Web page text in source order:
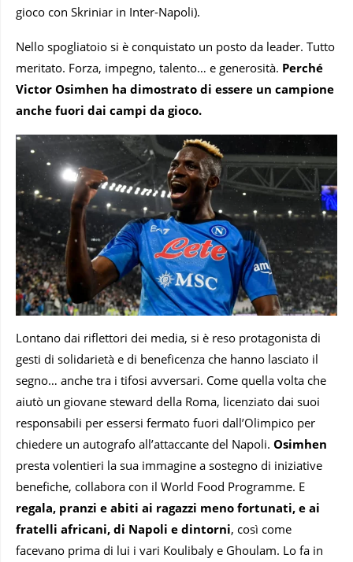
gioco con Skriniar in Inter-Napoli).
Nello spogliatoio si è conquistato un posto da leader. Tutto
meritato. Forza, impegno, talento… e generosità. Perché
Victor Osimhen ha dimostrato di essere un campione
anche fuori dai campi da gioco.
Lontano dai riflettori dei media, si è reso protagonista di
gesti di solidarietà e di beneficenza che hanno lasciato il
segno… anche tra i tifosi avversari. Come quella volta che
aiutò un giovane steward della Roma, licenziato dai suoi
responsabili per essersi fermato fuori dall’Olimpico per
chiedere un autografo all’attaccante del Napoli. Osimhen
presta volentieri la sua immagine a sostegno di iniziative
benefiche, collabora con il World Food Programme. E
regala, pranzi e abiti ai ragazzi meno fortunati, e ai
fratelli africani, di Napoli e dintorni, così come
facevano prima di lui i vari Koulibaly e Ghoulam. Lo fa in